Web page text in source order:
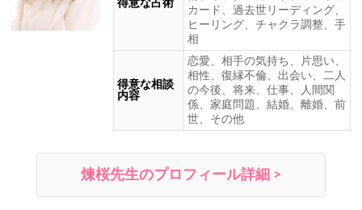
得意な占術
カード、過去世リーディング、
ヒーリング、チャクラ調整、手
相
得意な相談
内容
恋愛、相手の気持ち、片思い、
相性、復縁不倫、出会い、二人
の今後、将来、仕事、人間関
係、家庭問題、結婚、離婚、前
世、その他
煉桜先生のプロフィール詳細 >